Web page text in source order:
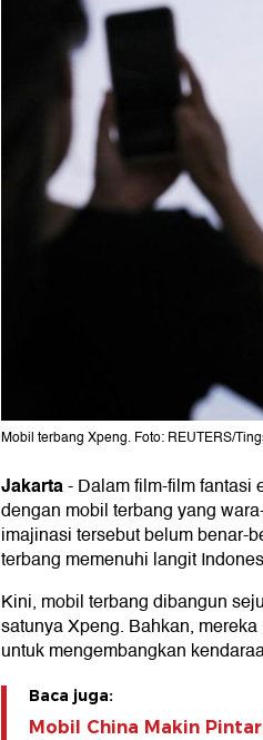
Mobil terbang Xpeng. Foto: REUTERS/
Jakarta-Dalam film-film fantasi
dengan mobil terbang yang
imajinasi tersebut belum benar-
terbang memenuhi langit
Kini, mobil terbang dibangun
satunya Xpeng. Bahkan,
untuk mengembangkan
Baca juga:
Mobil China Makin